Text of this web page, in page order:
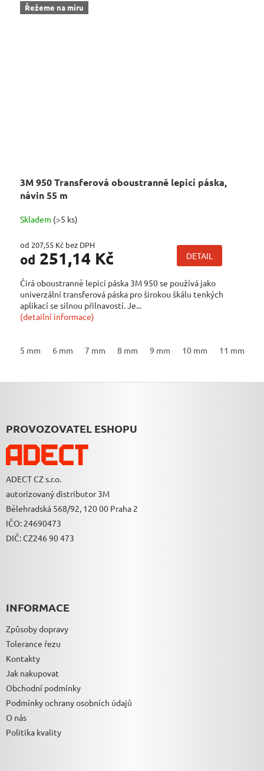
Řežeme na míru
3M 950 Transferová oboustranně lepicí páska,
návin 55 m
Skladem (>5 ks)
od 207,55 Kč bez DPH
od 251,14 Kč DETAIL
Čirá oboustranně lepicí páska 3M 950 se používá jako
univerzální transferová páska pro širokou škálu tenkých
aplikací se silnou přilnavostí. Je...
(detailní informace)
5 mm 6 mm 7 mm 8 mm 9 mm 10 mm 11 mm
APROVOZOVATEL ESHOPU
ADECT CZ s.r.o.
autorizovaný distributor 3M
Bělehradská 568/92, 120 00 Praha 2
IČO: 24690473
DIČ: CZ246 90 473
INFORMACE
Způsoby dopravy
Tolerance řezu
Kontakty
Jak nakupovat
Obchodní podmínky
Podmínky ochrany osobních údajů
O nás
Politika kvality